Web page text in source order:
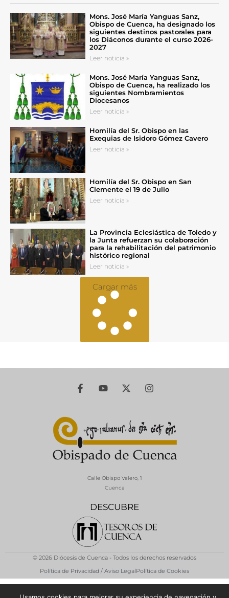
Mons. José María Yanguas Sanz,
Obispo de Cuenca, ha designado los
siguientes destinos pastorales para
los Diáconos durante el curso 2026-
2027
Leer noticia »
Mons. José María Yanguas Sanz,
Obispo de Cuenca, ha realizado los
siguientes Nombramientos
Diocesanos
Leer noticia »
Homilía del Sr. Obispo en las
Exequias de Isidoro Gómez Cavero
Leer noticia »
Homilía del Sr. Obispo en San
Clemente el 19 de Julio
Leer noticia »
La Provincia Eclesiástica de Toledo y
la Junta refuerzan su colaboración
para la rehabilitación del patrimonio
histórico regional
Leer noticia »
Cargar más
DESCUBRE
Calle Obispo Valero, 1
Cuenca
© 2026 Diócesis de Cuenca - Todos los derechos reservados
Política de Privacidad / Aviso LegalPolítica de Cookies